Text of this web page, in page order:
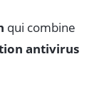
qui combine
antivirus